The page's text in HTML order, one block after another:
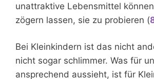
unattraktive Lebensmittel
zögern lassen, sie zu probieren (
Bei Kleinkindern ist das nicht
nicht sogar schlimmer. Was für
ansprechend aussieht, ist für